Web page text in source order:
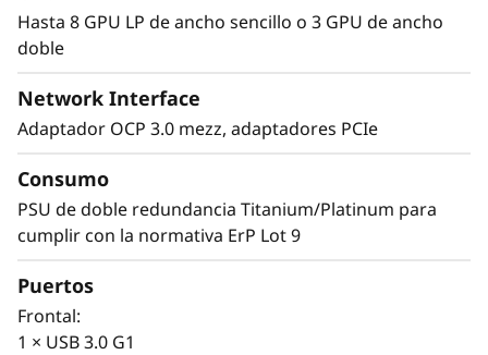
velocidad de E/S y varias opciones de unidad,
ofrece un rendimiento que hace frente a las
el futuro.
Hasta 8 GPU LP de ancho sencillo o 3 GPU de ancho
doble
Network Interface
Adaptador OCP 3.0 mezz, adaptadores PCIe
Consumo
PSU de doble redundancia Titanium/Platinum para
cumplir con la normativa ErP Lot 9
Puertos
Frontal:
1 × USB 3.0 G1